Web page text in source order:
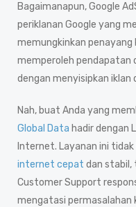
Bagaimanapun, Google
periklanan Google yang
memungkinkan
memperoleh pendapatan
dengan menyisipkan iklan
Nah, buat Anda yang
Global Data hadir dengan
Internet. Layanan ini
internet cepat dan stabil,
Customer Support
mengatasi permasalahan